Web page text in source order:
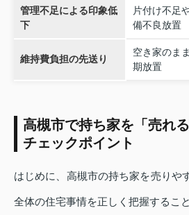
管理不足による印象低
下
片付け不足
備不良放置
維持費負担の先送り
空き家のま
期放置
高槻市で持ち家を「売れ
チェックポイント
はじめに、高槻市の持ち家を売りや
全体の住宅事情を正しく把握するこ